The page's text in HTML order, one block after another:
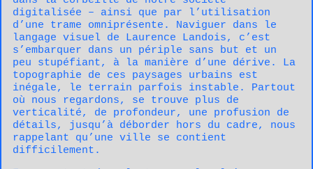
digitalisée – ainsi que par l’utilisation
d’une trame omniprésente. Naviguer dans le
langage visuel de Laurence Landois, c’est
s’embarquer dans un périple sans but et un
peu stupéfiant, à la manière d’une dérive. La
topographie de ces paysages urbains est
inégale, le terrain parfois instable. Partout
où nous regardons, se trouve plus de
verticalité, de profondeur, une profusion de
détails, jusqu’à déborder hors du cadre, nous
rappelant qu’une ville se contient
difficilement.